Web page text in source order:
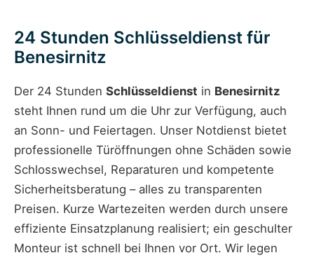
24 Stunden Schlüsseldienst für
Benesirnitz
Der 24 Stunden Schlüsseldienst in Benesirnitz
steht Ihnen rund um die Uhr zur Verfügung, auch
an Sonn- und Feiertagen. Unser Notdienst bietet
professionelle Türöffnungen ohne Schäden sowie
Schlosswechsel, Reparaturen und kompetente
Sicherheitsberatung – alles zu transparenten
Preisen. Kurze Wartezeiten werden durch unsere
effiziente Einsatzplanung realisiert; ein geschulter
Monteur ist schnell bei Ihnen vor Ort. Wir legen